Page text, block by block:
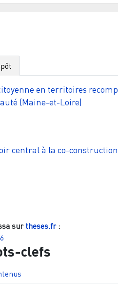
en territoires
(Maine-et-Loire)
central à la co-
surtheses.fr:
clefs